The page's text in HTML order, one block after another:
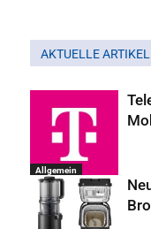
AKTUELLE ARTIKEL
Allgemein